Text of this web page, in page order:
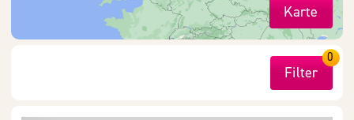
Karte
Filter
0